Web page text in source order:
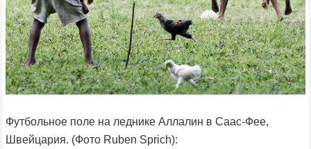
Футбольное поле на леднике Аллалин в Саас-Фее,
Швейцария. (Фото Ruben Sprich):